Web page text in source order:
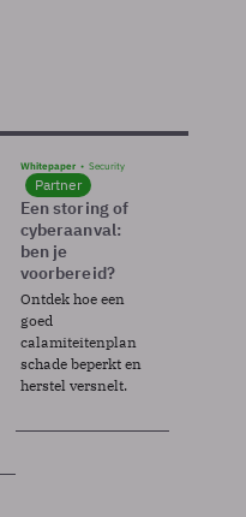
Whitepaper Security
Partner
Een storing of
cyberaanval:
ben je
voorbereid?
Ontdek hoe een
goed
calamiteitenplan
schade beperkt en
herstel versnelt.